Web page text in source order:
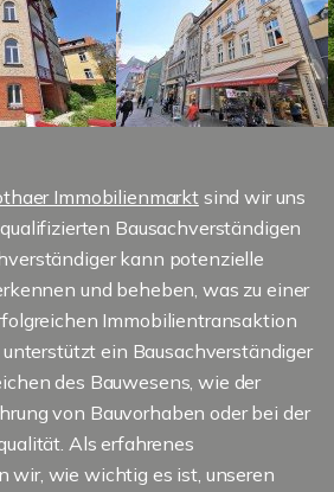
Immobilienmarktsind wir uns
Bausachverständigen
kann potenzielle
und beheben, was zu einer
Immobilientransaktion
ein Bausachverständiger
des Bauwesens, wie der
von Bauvorhaben oder bei der
Als erfahrenes
wir, wie wichtig es ist, unseren